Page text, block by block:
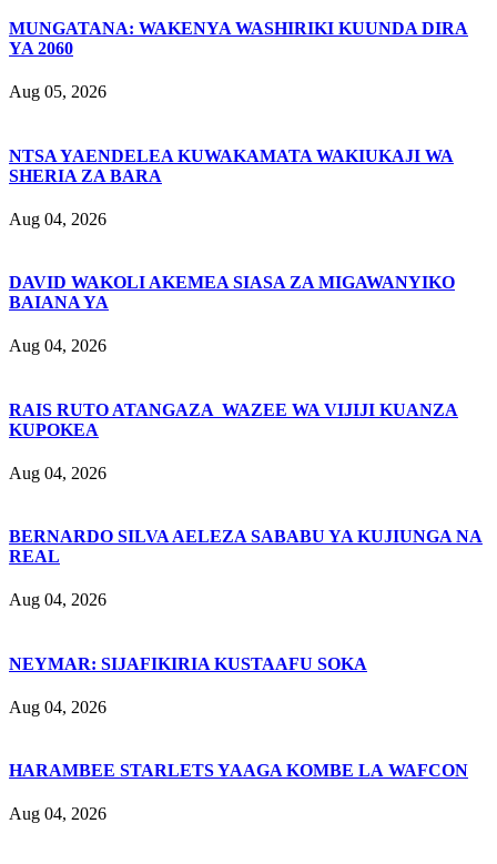
MUNGATANA: WAKENYA WASHIRIKI KUUNDA DIRA
YA 2060
Aug 05, 2026
NTSA YAENDELEA KUWAKAMATA WAKIUKAJI WA
SHERIA ZA BARA
Aug 04, 2026
DAVID WAKOLI AKEMEA SIASA ZA MIGAWANYIKO
BAIANA YA
Aug 04, 2026
RAIS RUTO ATANGAZA WAZEE WA VIJIJI KUANZA
KUPOKEA
Aug 04, 2026
BERNARDO SILVA AELEZA SABABU YA KUJIUNGA NA
REAL
Aug 04, 2026
NEYMAR: SIJAFIKIRIA KUSTAAFU SOKA
Aug 04, 2026
HARAMBEE STARLETS YAAGA KOMBE LA WAFCON
Aug 04, 2026